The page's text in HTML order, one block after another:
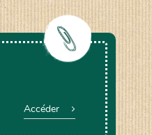
Accéder